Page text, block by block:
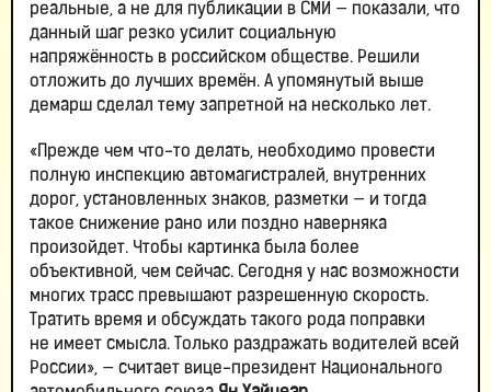
реальные, а не для публикации в СМИ — показали, что
данный шаг резко усилит социальную
напряжённость в российском обществе. Решили
отложить до лучших времён. А упомянутый выше
демарш сделал тему запретной на несколько лет.
«Прежде чем что-то делать, необходимо провести
полную инспекцию автомагистралей, внутренних
дорог, установленных знаков, разметки — и тогда
такое снижение рано или поздно наверняка
произойдет. Чтобы картинка была более
объективной, чем сейчас. Сегодня у нас возможности
многих трасс превышают разрешенную скорость.
Тратить время и обсуждать такого рода поправки
не имеет смысла. Только раздражать водителей всей
России», — считает вице-президент Национального